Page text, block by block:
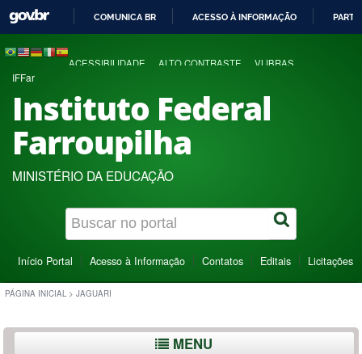
COMUNICA BR ACESSO À INFORMAÇÃO
ACESSIBILIDADE ALTO CONTRASTE VLIBRAS
IFFar
Instituto Federal
Farroupilha
MINISTÉRIO DA EDUCAÇÃO
Início Portal Acesso à Informação Contatos Editais Licitações
PÁGINA INICIAL > JAGUARI
MENU